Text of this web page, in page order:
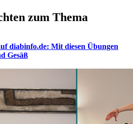
zum Thema
diabinfo.de: Mit diesen Übungen
Gesäß